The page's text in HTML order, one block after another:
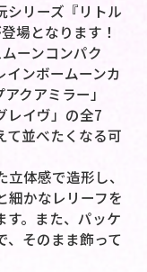
シリーズ『リトル
場となります！
ーンコンパク
インボームーンカ
クアミラー」
レイヴ」の全7
て並べたくなる可
体感で造形し、
細かなレリーフを
す。また、パッケ
、そのまま飾って